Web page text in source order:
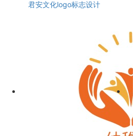
君安文化logo标志设计